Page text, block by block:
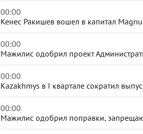
00:00
Кенес Ракишев вошел в капитал
00:00
Мажилис одобрил проект
00:00
Kazakhmys в I квартале сократил
00:00
Мажилис одобрил поправки,